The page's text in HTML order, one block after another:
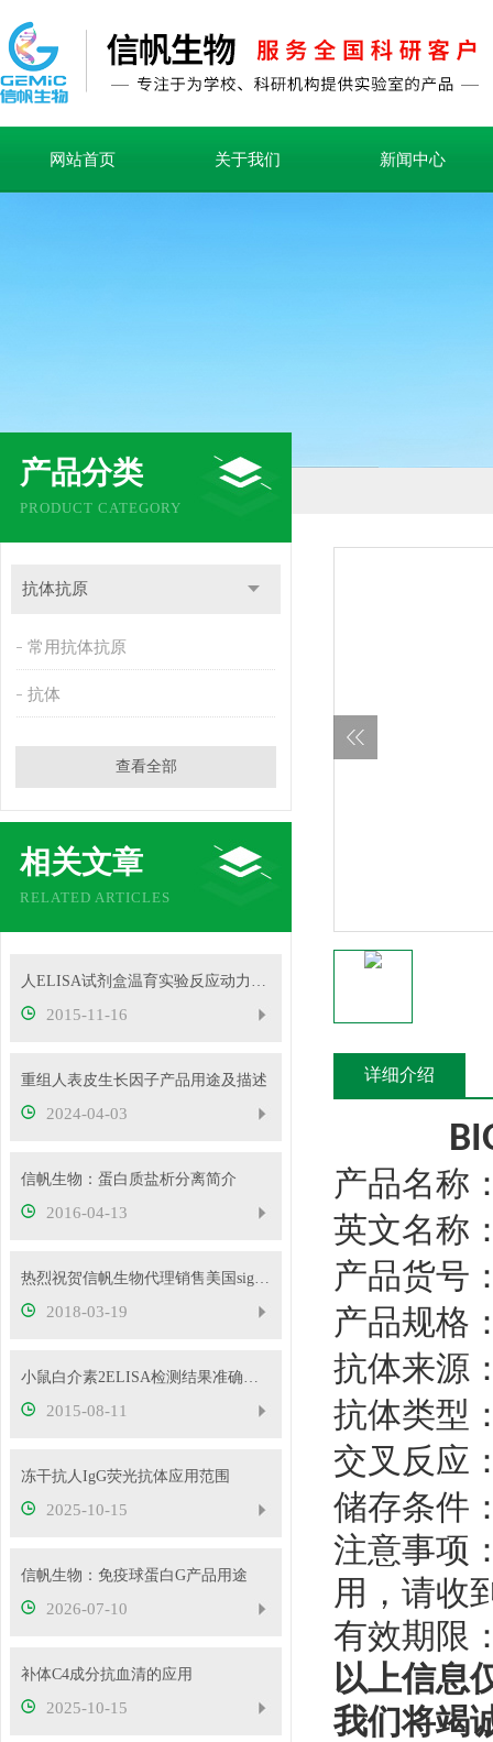
网站首页 关于我们 新闻中心
产品分类
PRODUCT CATEGORY
抗体抗原
常用抗体抗原
抗体
查看全部
相关文章
RELATED ARTICLES
人ELISA试剂盒温育实验反应动力学研究
2015-11-16
重组人表皮生长因子产品用途及描述
2024-04-03
信帆生物：蛋白质盐析分离简介
2016-04-13
热烈祝贺信帆生物代理销售美国sigma品牌试剂
2018-03-19
小鼠白介素2ELISA检测结果准确的必要条件
2015-08-11
冻干抗人IgG荧光抗体应用范围
2025-10-15
信帆生物：免疫球蛋白G产品用途
2026-07-10
补体C4成分抗血清的应用
2025-10-15
详细介绍
产品名称
英文名称
产品货号
产品规格
抗体来源
抗体类型
交叉反应
储存条件
注意事项
用，请收
有效期限
以上信息
我们将竭